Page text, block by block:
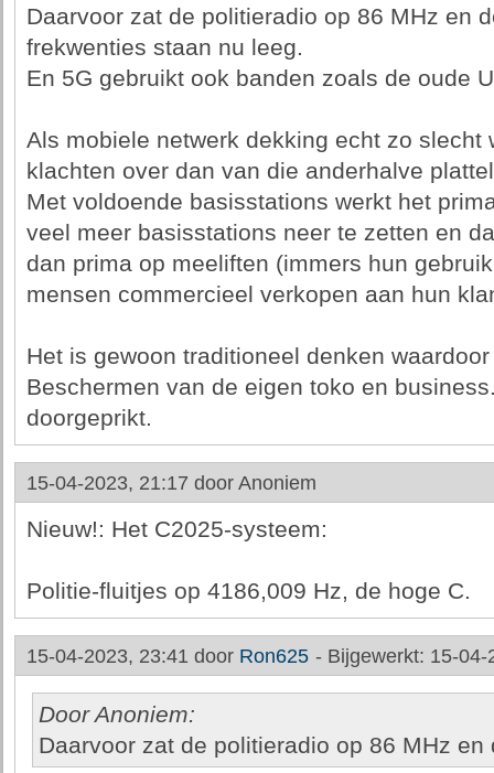
Daarvoor zat de politieradio op 86 MHz en
frekwenties staan nu leeg.
En 5G gebruikt ook banden zoals de oude
Als mobiele netwerk dekking echt zo slecht
klachten over dan van die anderhalve
Met voldoende basisstations werkt het
veel meer basisstations neer te zetten en
dan prima op meeliften (immers hun
mensen commercieel verkopen aan hun
Het is gewoon traditioneel denken
Beschermen van de eigen toko en
doorgeprikt.
15-04-2023, 21:17 door Anoniem
Nieuw!: Het C2025-systeem:
Politie-fluitjes op 4186,009 Hz, de hoge C.
15-04-2023, 23:41 door Ron625 - Bijgewerkt: 15-04-
Door Anoniem:
Daarvoor zat de politieradio op 86 MHz